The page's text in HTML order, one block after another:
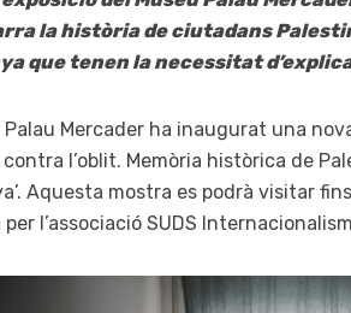
la història de ciutadans
que tenen la necessitat
Palau Mercader ha inaugurat una
contra l’oblit. Memòria històrica de
Aquesta mostra es podrà visitar
l’associació SUDS